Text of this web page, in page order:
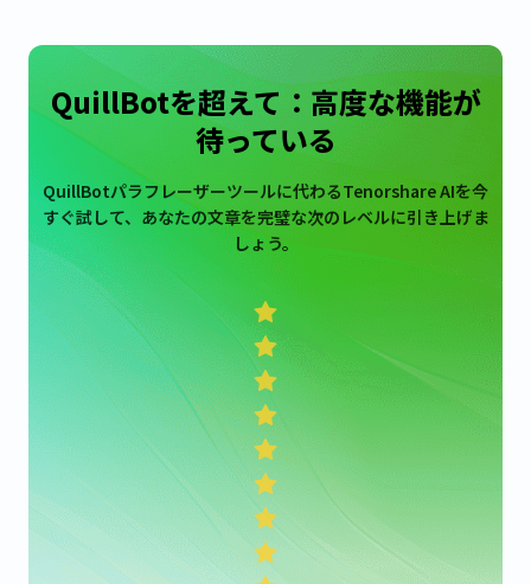
QuillBotを超えて：高度な機能が
待っている
QuillBotパラフレーザーツールに代わるTenorshare AIを今
すぐ試して、あなたの文章を完璧な次のレベルに引き上げま
しょう。